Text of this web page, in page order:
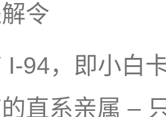
令
I-94，即小白
直系亲属 –